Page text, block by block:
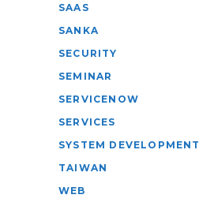
SAAS
SANKA
SECURITY
SEMINAR
SERVICENOW
SERVICES
SYSTEM DEVELOPMENT
TAIWAN
WEB